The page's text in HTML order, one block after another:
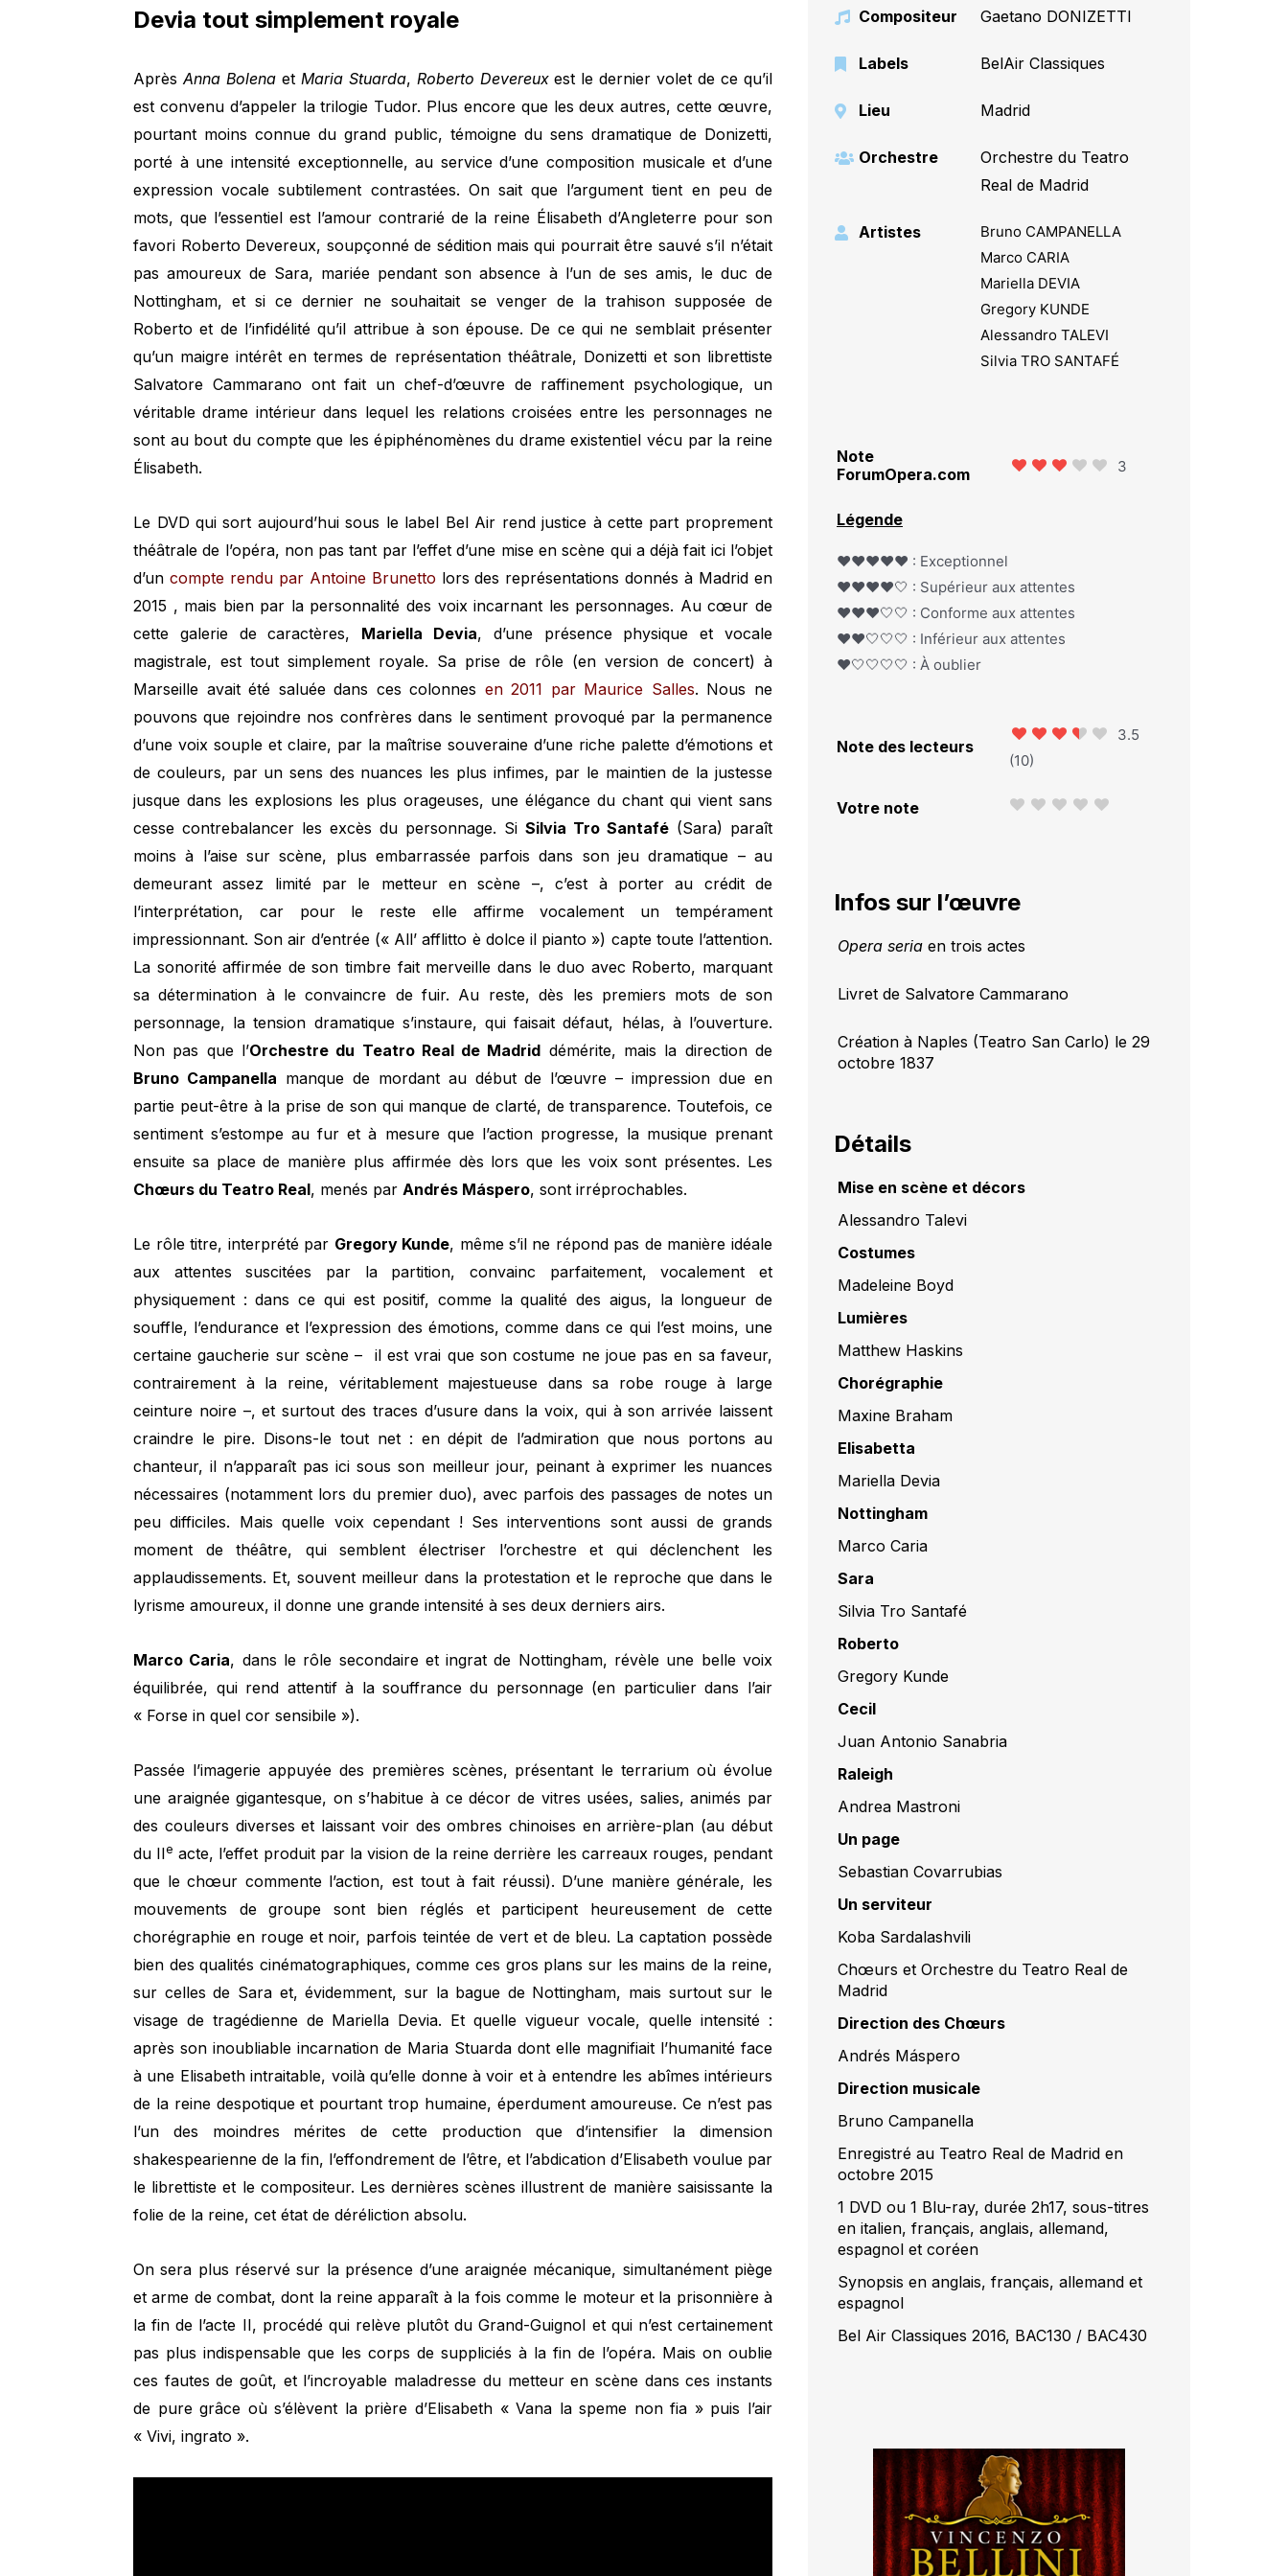
Devia tout simplement royale
AprèsAnna Bolenaet Maria Stuarda, Roberto Devereuxest le dernier volet de ce qu’il
est convenu d’appeler la trilogie Tudor. Plus encore que les deux autres, cette œuvre,
pourtant moins connue du grand public, témoigne du sens dramatique de Donizetti,
porté à une intensité exceptionnelle, au service d’une composition musicale et d’une
expression vocale subtilement contrastées. On sait que l’argument tient en peu de
mots, que l’essentiel est l’amour contrarié de la reine Élisabeth d’Angleterre pour son
favori Roberto Devereux, soupçonné de sédition mais qui pourrait être sauvé s’il n’était
pas amoureux de Sara, mariée pendant son absence à l’un de ses amis, le duc de
Nottingham, et si ce dernier ne souhaitait se venger de la trahison supposée de
Roberto et de l’infidélité qu’il attribue à son épouse. De ce qui ne semblait présenter
qu’un maigre intérêt en termes de représentation théâtrale, Donizetti et son librettiste
Salvatore Cammarano ont fait un chef-d’œuvre de raffinement psychologique, un
véritable drame intérieur dans lequel les relations croisées entre les personnages ne
sont au bout du compte que les épiphénomènes du drame existentiel vécu par la reine
Élisabeth.
Le DVD qui sort aujourd’hui sous le label Bel Air rend justice à cette part proprement
théâtrale de l’opéra, non pas tant par l’effet d’une mise en scène qui a déjà fait ici l’objet
d’un compte rendu par Antoine Brunetto lors des représentations donnés à Madrid en
2015 , mais bien par la personnalité des voix incarnant les personnages. Au cœur de
cette galerie de caractères, Mariella Devia, d’une présence physique et vocale
magistrale, est tout simplement royale. Sa prise de rôle (en version de concert) à
Marseille avait été saluée dans ces colonnes en 2011 par Maurice Salles. Nous ne
pouvons que rejoindre nos confrères dans le sentiment provoqué par la permanence
d’une voix souple et claire, par la maîtrise souveraine d’une riche palette d’émotions et
de couleurs, par un sens des nuances les plus infimes, par le maintien de la justesse
jusque dans les explosions les plus orageuses, une élégance du chant qui vient sans
cesse contrebalancer les excès du personnage. Si Silvia Tro Santafé(Sara) paraît
moins à l’aise sur scène, plus embarrassée parfois dans son jeu dramatique – au
demeurant assez limité par le metteur en scène –, c’est à porter au crédit de
l’interprétation, car pour le reste elle affirme vocalement un tempérament
impressionnant. Son air d’entrée (« All’ afflitto è dolce il pianto ») capte toute l’attention.
La sonorité affirmée de son timbre fait merveille dans le duo avec Roberto, marquant
sa détermination à le convaincre de fuir. Au reste, dès les premiers mots de son
personnage, la tension dramatique s’instaure, qui faisait défaut, hélas, à l’ouverture.
Non pas que l’Orchestre du Teatro Real de Madrid démérite, mais la direction de
Bruno Campanella manque de mordant au début de l’œuvre – impression due en
partie peut-être à la prise de son qui manque de clarté, de transparence. Toutefois, ce
sentiment s’estompe au fur et à mesure que l’action progresse, la musique prenant
ensuite sa place de manière plus affirmée dès lors que les voix sont présentes. Les
Chœurs du Teatro Real, menés parAndrés Máspero, sont irréprochables.
Le rôle titre, interprété par Gregory Kunde, même s’il ne répond pas de manière idéale
aux attentes suscitées par la partition, convainc parfaitement, vocalement et
physiquement : dans ce qui est positif, comme la qualité des aigus, la longueur de
souffle, l’endurance et l’expression des émotions, comme dans ce qui l’est moins, une
certaine gaucherie sur scène – il est vrai que son costume ne joue pas en sa faveur,
contrairement à la reine, véritablement majestueuse dans sa robe rouge à large
ceinture noire –, et surtout des traces d’usure dans la voix, qui à son arrivée laissent
craindre le pire. Disons-le tout net : en dépit de l’admiration que nous portons au
chanteur, il n’apparaît pas ici sous son meilleur jour, peinant à exprimer les nuances
nécessaires (notamment lors du premier duo), avec parfois des passages de notes un
peu difficiles. Mais quelle voix cependant ! Ses interventions sont aussi de grands
moment de théâtre, qui semblent électriser l’orchestre et qui déclenchent les
applaudissements. Et, souvent meilleur dans la protestation et le reproche que dans le
lyrisme amoureux, il donne une grande intensité à ses deux derniers airs.
Marco Caria, dans le rôle secondaire et ingrat de Nottingham, révèle une belle voix
équilibrée, qui rend attentif à la souffrance du personnage (en particulier dans l’air
« Forse in quel cor sensibile »).
Passée l’imagerie appuyée des premières scènes, présentant le terrarium où évolue
une araignée gigantesque, on s’habitue à ce décor de vitres usées, salies, animés par
des couleurs diverses et laissant voir des ombres chinoises en arrière-plan (au début
du IIe acte, l’effet produit par la vision de la reine derrière les carreaux rouges, pendant
que le chœur commente l’action, est tout à fait réussi). D’une manière générale, les
mouvements de groupe sont bien réglés et participent heureusement de cette
chorégraphie en rouge et noir, parfois teintée de vert et de bleu. La captation possède
bien des qualités cinématographiques, comme ces gros plans sur les mains de la reine,
sur celles de Sara et, évidemment, sur la bague de Nottingham, mais surtout sur le
visage de tragédienne de Mariella Devia. Et quelle vigueur vocale, quelle intensité :
après son inoubliable incarnation de Maria Stuarda dont elle magnifiait l’humanité face
à une Elisabeth intraitable, voilà qu’elle donne à voir et à entendre les abîmes intérieurs
de la reine despotique et pourtant trop humaine, éperdument amoureuse. Ce n’est pas
l’un des moindres mérites de cette production que d’intensifier la dimension
shakespearienne de la fin, l’effondrement de l’être, et l’abdication d’Elisabeth voulue par
le librettiste et le compositeur. Les dernières scènes illustrent de manière saisissante la
folie de la reine, cet état de déréliction absolu.
On sera plus réservé sur la présence d’une araignée mécanique, simultanément piège
et arme de combat, dont la reine apparaît à la fois comme le moteur et la prisonnière à
la fin de l’acte II, procédé qui relève plutôt du Grand-Guignol et qui n’est certainement
pas plus indispensable que les corps de suppliciés à la fin de l’opéra. Mais on oublie
ces fautes de goût, et l’incroyable maladresse du metteur en scène dans ces instants
de pure grâce où s’élèvent la prière d’Elisabeth « Vana la speme non fia » puis l’air
« Vivi, ingrato ».
Compositeur Gaetano DONIZETTI
Labels BelAir Classiques
Lieu Madrid
Orchestre
Orchestre du Teatro
Real de Madrid
Artistes
Bruno CAMPANELLA
Marco CARIA
Mariella DEVIA
Gregory KUNDE
Alessandro TALEVI
Silvia TRO SANTAFÉ
Note
ForumOpera.com
3
Légende
❤️❤️❤️❤️❤️ : Exceptionnel
❤️❤️❤️❤️🤍 : Supérieur aux attentes
❤️❤️❤️🤍🤍 : Conforme aux attentes
❤️❤️🤍🤍🤍 : Inférieur aux attentes
❤️🤍🤍🤍🤍 : À oublier
Note des lecteurs
3.5
(10)
Votre note
Infos sur l’œuvre
Opera seriaen trois actes
Livret de Salvatore Cammarano
Création à Naples (Teatro San Carlo) le 29
octobre 1837
Détails
Mise en scène et décors
Alessandro Talevi
Costumes
Madeleine Boyd
Lumières
Matthew Haskins
Chorégraphie
Maxine Braham
Elisabetta
Mariella Devia
Nottingham
Marco Caria
Sara
Silvia Tro Santafé
Roberto
Gregory Kunde
Cecil
Juan Antonio Sanabria
Raleigh
Andrea Mastroni
Un page
Sebastian Covarrubias
Un serviteur
Koba Sardalashvili
Chœurs et Orchestre du Teatro Real de
Madrid
Direction des Chœurs
Andrés Máspero
Direction musicale
Bruno Campanella
Enregistré au Teatro Real de Madrid en
octobre 2015
1 DVD ou 1 Blu-ray, durée 2h17, sous-titres
en italien, français, anglais, allemand,
espagnol et coréen
Synopsis en anglais, français, allemand et
espagnol
Bel Air Classiques 2016, BAC130 / BAC430